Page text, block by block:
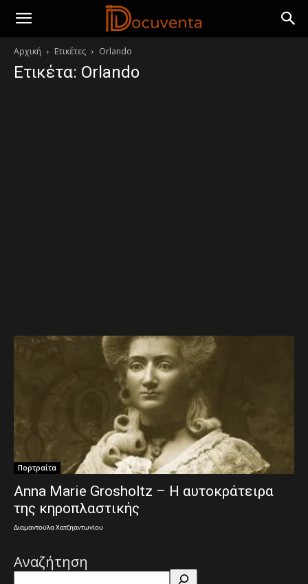
Αρχική Ετικέτες Orlando
Ετικέτα: Orlando
Πορτραίτα
Anna Marie Grosholtz – Η αυτοκράτειρα
της κηροπλαστικής
Διαμαντούλα Χατζηαντωνίου
Αναζήτηση